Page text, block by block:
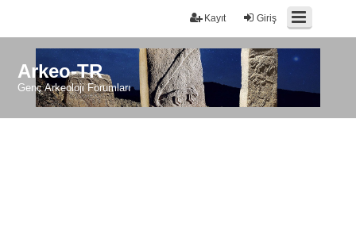
Giriş
Kayıt
Arkeo-TR
Genç Arkeoloji Forumları